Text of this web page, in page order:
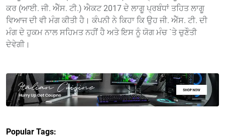
ਕਰ (ਆਈ. ਜੀ. ਐੱਸ. ਟੀ.) ਐਕਟ 2017 ਦੇ ਲਾਗੂ ਪ੍ਰਬੰਧਾਂ ਤਹਿਤ ਲਾਗੂ
ਵਿਆਜ ਦੀ ਵੀ ਮੰਗ ਕੀਤੀ ਹੈ। ਕੰਪਨੀ ਨੇ ਕਿਹਾ ਕਿ ਉਹ ਜੀ. ਐੱਸ. ਟੀ. ਦੀ
ਮੰਗ ਦੇ ਹੁਕਮ ਨਾਲ ਸਹਿਮਤ ਨਹੀਂ ਹੈ ਅਤੇ ਇਸ ਨੂੰ ਯੋਗ ਮੰਚ `ਤੇ ਚੁਣੌਤੀ
ਦੇਵੇਗੀ।
Popular Tags: